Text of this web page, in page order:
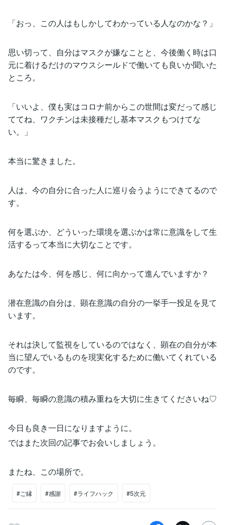
「おっ、この人はもしかしてわかっている人なのかな？」
思い切って、自分はマスクが嫌なことと、今後働く時は口
元に着けるだけのマウスシールドで働いても良いか聞いた
ところ。
「いいよ、僕も実はコロナ前からこの世間は変だって感じ
ててね、ワクチンは未接種だし基本マスクもつけてな
い。」
本当に驚きました。
人は、今の自分に合った人に巡り会うようにできてるので
す。
何を選ぶか、どういった環境を選ぶかは常に意識をして生
活するって本当に大切なことです。
あなたは今、何を感じ、何に向かって進んでいますか？
潜在意識の自分は、顕在意識の自分の一挙手一投足を見て
います。
それは決して監視をしているのではなく、顕在の自分が本
当に望んでいるものを現実化するために働いてくれている
のです。
毎瞬、毎瞬の意識の積み重ねを大切に生きてくださいね♡
今日も良き一日になりますように。
ではまた次回の記事でお会いしましょう。
またね、この場所で。
#ご縁 #感謝 #ライフハック #5次元